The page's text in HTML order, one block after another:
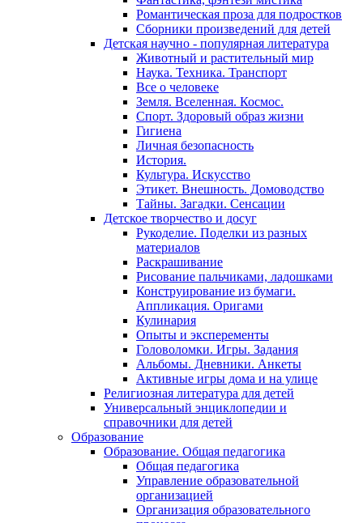
Романтическая проза для подростков
Сборники произведений для детей
Детская научно - популярная литература
Животный и растительный мир
Наука. Техника. Транспорт
Все о человеке
Земля. Вселенная. Космос.
Спорт. Здоровый образ жизни
Гигиена
Личная безопасность
История.
Культура. Искусство
Этикет. Внешность. Домоводство
Тайны. Загадки. Сенсации
Детское творчество и досуг
Рукоделие. Поделки из разных
материалов
Раскрашивание
Рисование пальчиками, ладошками
Конструирование из бумаги.
Аппликация. Оригами
Кулинария
Опыты и эксперементы
Головоломки. Игры. Задания
Альбомы. Дневники. Анкеты
Активные игры дома и на улице
Религиозная литература для детей
Универсальный энциклопедии и
справочники для детей
Образование
Образование. Общая педагогика
Общая педагогика
Управление образовательной
организацией
Организация образовательного